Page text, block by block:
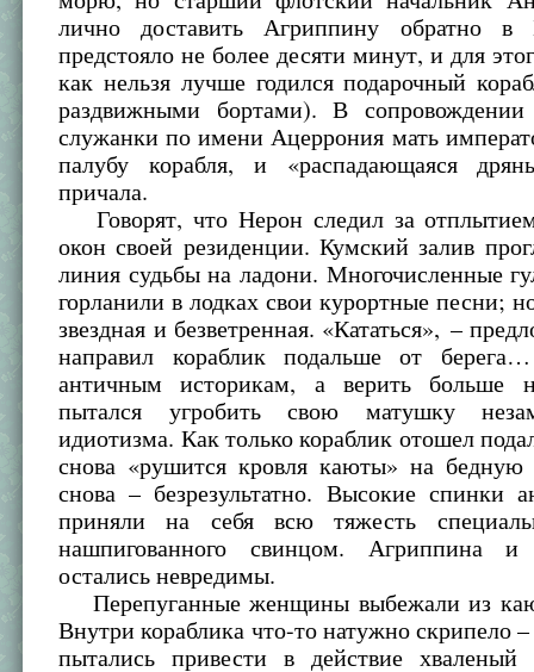
лично доставить Агриппину обратно в
предстояло не более десяти минут, и для
как нельзя лучше годился подарочный
раздвижными бортами). В сопровождении
служанки по имени Ацеррония мать
палубу корабля, и «распадающаяся
причала.
Говорят, что Нерон следил за
окон своей резиденции. Кумский залив
линия судьбы на ладони. Многочисленные
горланили в лодках свои курортные песни;
звездная и безветренная. «Кататься», –
направил кораблик подальше от
античным историкам, а верить больше
пытался угробить свою матушку
идиотизма. Как только кораблик отошел
снова «рушится кровля каюты» на
снова – безрезультатно. Высокие спинки
приняли на себя всю тяжесть
нашпигованного свинцом. Агриппина
остались невредимы.
Перепуганные женщины выбежали из
Внутри кораблика что-то натужно скрипело
пытались привести в действие